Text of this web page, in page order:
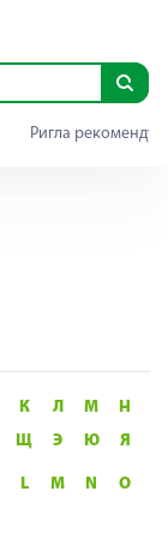
Ригла
К Л М
Н
Щ Э Ю Я
L M N
O